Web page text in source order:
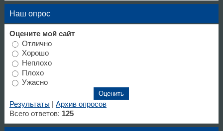
Наш опрос
Оцените мой сайт
Отлично
Хорошо
Неплохо
Плохо
Ужасно
Результаты
Архив опросов
Всего ответов: 125